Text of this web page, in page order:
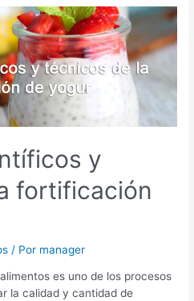
y
fortificación
/ Por manager
es uno de los procesos
la calidad y cantidad de